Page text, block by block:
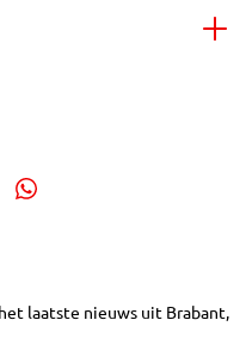
laatste nieuws uit Brabant,